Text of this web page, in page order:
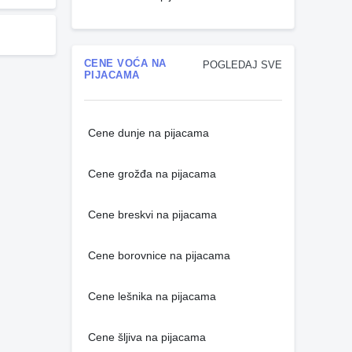
POGLEDAJ SVE
CENE VOĆA NA
PIJACAMA
Cene dunje na pijacama
Cene grožđa na pijacama
Cene breskvi na pijacama
Cene borovnice na pijacama
Cene lešnika na pijacama
Cene šljiva na pijacama